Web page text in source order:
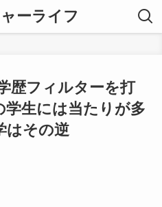
ーライフ
歴フィルターを打
生には当たりが多
はその逆